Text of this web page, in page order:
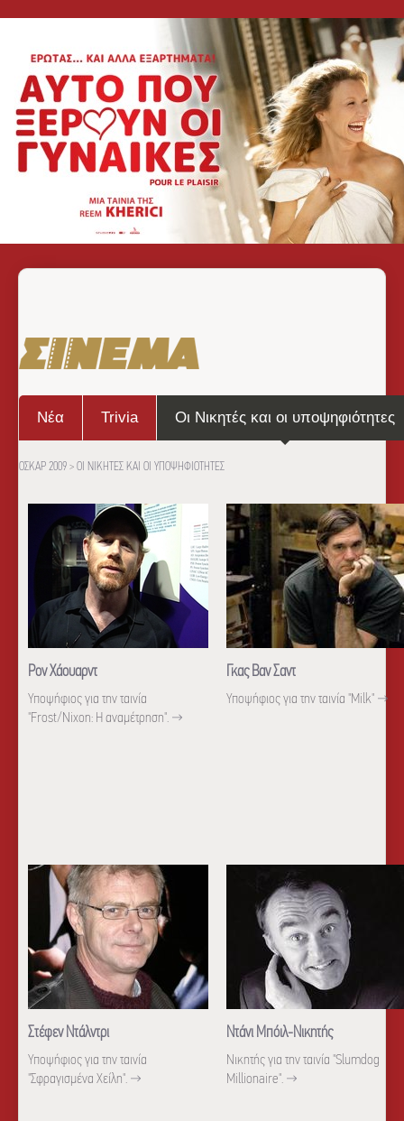
Νέα Trivia Οι Νικητές και οι υποψηφιότητες
ΟΣΚΑΡ 2009 > ΟΙ ΝΙΚΗΤΕΣ ΚΑΙ ΟΙ ΥΠΟΨΗΦΙΟΤΗΤΕΣ
Ρον Χάουαρντ
Υποψήφιος για την ταινία
"Frost/Nixon: Η αναμέτρηση". →
Γκας Βαν Σαντ
Υποψήφιος για την ταινία "Milk" →
Στέφεν Ντάλντρι
Υποψήφιος για την ταινία
"Σφραγισμένα Χείλη". →
Ντάνι Μπόιλ-Νικητής
Νικητής για την ταινία "Slumdog
Millionaire". →